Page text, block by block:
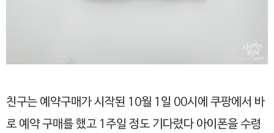
친구는 예약구매가 시작된 10월 1일 00시에 쿠팡에서 바
로 예약 구매를 했고 1주일 정도 기다렸다 아이폰을 수령